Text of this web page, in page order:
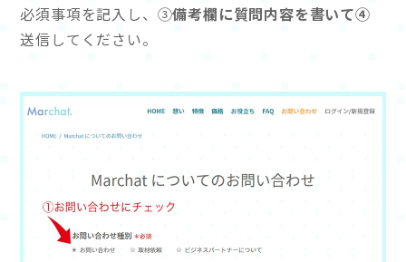
必須事項を記入し、③備考欄に質問内容を書いて④
送信してください。